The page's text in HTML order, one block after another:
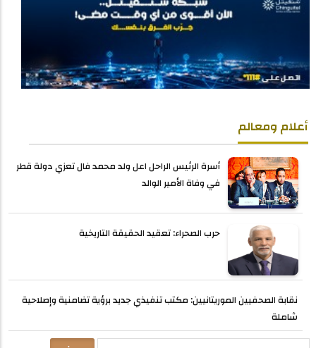
أعلام ومعالم
أسرة الرئيس الراحل اعل ولد محمد فال تعزي دولة قطر
في وفاة الأمير الوالد
حرب الصحراء: تعقيد الحقيقة التاريخية
نقابة الصحفيين الموريتانيين: مكتب تنفيذي جديد برؤية تضامنية وإصلاحية
شاملة